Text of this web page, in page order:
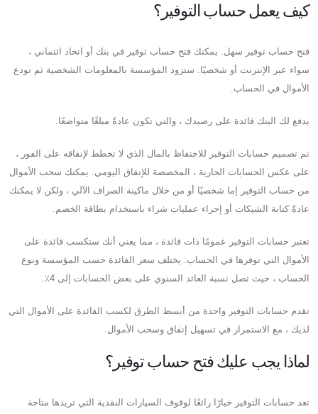
كيف يعمل حساب التوفير؟
فتح حساب توفير سهل. يمكنك فتح حساب توفير في بنك أو اتحاد ائتماني ،
سواء عبر الإنترنت أو شخصيًا. ستزود المؤسسة بالمعلومات الشخصية ثم تودع
الأموال في الحساب.
يدفع لك البنك فائدة على رصيدك ، والتي تكون عادةً مبلغًا متواضعًا.
تم تصميم حسابات التوفير للاحتفاظ بالمال الذي لا تخطط لإنفاقه على الفور ،
على عكس الحسابات الجارية ، المخصصة للإنفاق اليومي. يمكنك سحب الأموال
من حساب التوفير إما شخصيًا أو من خلال ماكينة الصراف الآلي ، ولكن لا يمكنك
عادةً كتابة الشيكات أو إجراء عمليات شراء باستخدام بطاقة الخصم.
تعتبر حسابات التوفير عمومًا ذات فائدة ، مما يعني أنك ستكسب فائدة على
الأموال التي توفرها في الحساب. يختلف سعر الفائدة حسب المؤسسة ونوع
الحساب ، حيث تصل نسبة العائد السنوي على بعض الحسابات إلى 4٪.
تقدم حسابات التوفير واحدة من أبسط الطرق لكسب الفائدة على الأموال التي
لديك ، مع الاستمرار في تسهيل إنفاق وسحب الأموال.
لماذا يجب عليك فتح حساب توفير؟
تعد حسابات التوفير خيارًا رائعًا لوقوف السيارات النقدية التي تريدها متاحة